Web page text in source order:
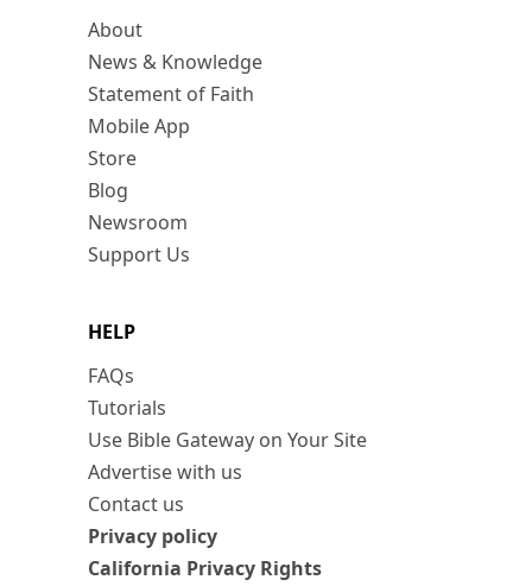
About
News & Knowledge
Statement of Faith
Mobile App
Store
Blog
Newsroom
Support Us
HELP
FAQs
Tutorials
Use Bible Gateway on Your Site
Advertise with us
Contact us
Privacy policy
California Privacy Rights